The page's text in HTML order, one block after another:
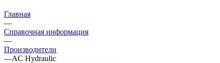
Главная
—
Справочная информация
—
Производители
—AC Hydraulic